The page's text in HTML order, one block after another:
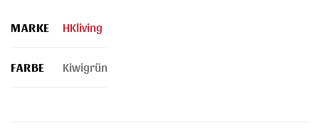
MARKE HKliving
FARBE Kiwigrün